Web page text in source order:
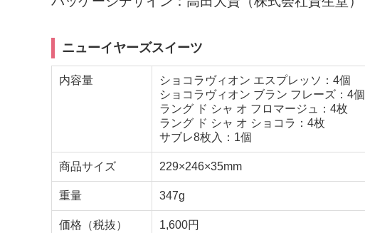
ニューイヤーズスイーツ
内容量
ショコラヴィオン エスプレッソ：4個
ショコラヴィオン ブラン フレーズ：4個
ラング ド シャ オ フロマージュ：4枚
ラング ド シャ オ ショコラ：4枚
サブレ8枚入：1個
商品サイズ 229×246×35mm
重量 347g
価格（税抜） 1,600円